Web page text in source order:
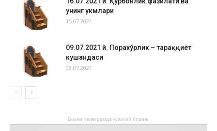
унинг ҳукмлари
15.07.2021
09.07.2021 й. Порахўрлик – тараққиёт
кушандаси
08.07.2021
Бизни телеграмда кузатиб боринг